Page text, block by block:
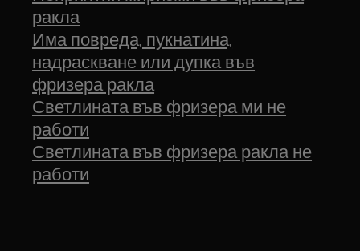
ракла
Има повреда, пукнатина,
надраскване или дупка във
фризера ракла
Светлината във фризера ми не
работи
Светлината във фризера ракла не
работи